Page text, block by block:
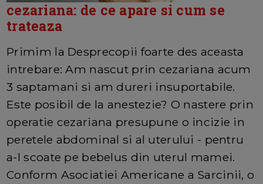
cezariana: de ce apare si cum se
trateaza
Primim la Desprecopii foarte des aceasta
intrebare: Am nascut prin cezariana acum
3 saptamani si am dureri insuportabile.
Este posibil de la anestezie? O nastere prin
operatie cezariana presupune o incizie in
peretele abdominal si al uterului - pentru
a-l scoate pe bebelus din uterul mamei.
Conform Asociatiei Americane a Sarcinii, o